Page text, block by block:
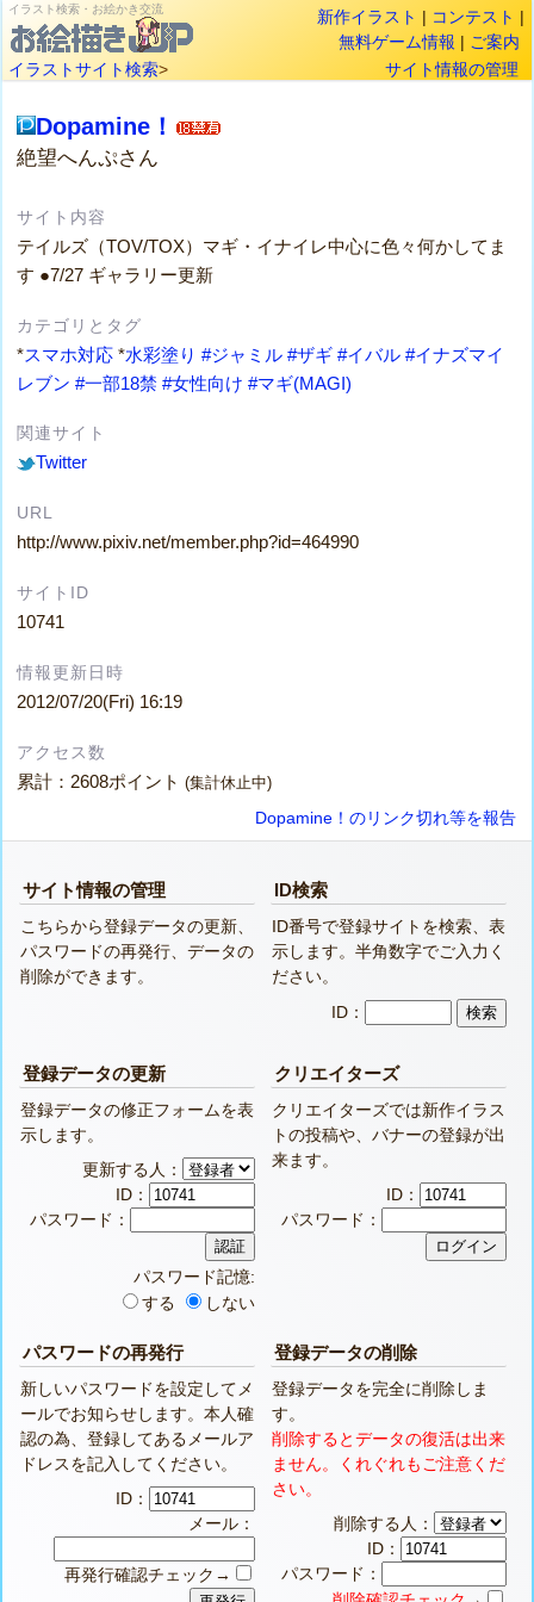
イラスト検索・お絵かき交流 新作イラスト | コンテスト |
無料ゲーム情報 | ご案内
イラストサイト検索> サイト情報の管理
Dopamine！
絶望へんぷさん
サイト内容
テイルズ（TOV/TOX）マギ・イナイレ中心に色々何かしてま
す ●7/27 ギャラリー更新
カテゴリとタグ
*スマホ対応 *水彩塗り #ジャミル #ザギ #イバル #イナズマイ
レブン #一部18禁 #女性向け #マギ(MAGI)
関連サイト
Twitter
URL
http://www.pixiv.net/member.php?id=464990
サイトID
10741
情報更新日時
2012/07/20(Fri) 16:19
アクセス数
累計：2608ポイント(集計休止中)
Dopamine！のリンク切れ等を報告
サイト情報の管理
こちらから登録データの更新、
パスワードの再発行、データの
削除ができます。
ID検索
ID番号で登録サイトを検索、表
示します。半角数字でご入力く
ださい。
ID：
登録データの更新
登録データの修正フォームを表
示します。
更新する人：
ID：
パスワード：
パスワード記憶:
する
しない
クリエイターズ
クリエイターズでは新作イラス
トの投稿や、バナーの登録が出
来ます。
ID：
パスワード：
パスワードの再発行
新しいパスワードを設定してメ
ールでお知らせします。本人確
認の為、登録してあるメールア
ドレスを記入してください。
ID：
メール：
再発行確認チェック→
登録データの削除
登録データを完全に削除しま
す。
削除するとデータの復活は出来
ません。くれぐれもご注意くだ
さい。
削除する人：
ID：
パスワード：